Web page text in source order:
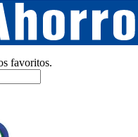
favoritos.